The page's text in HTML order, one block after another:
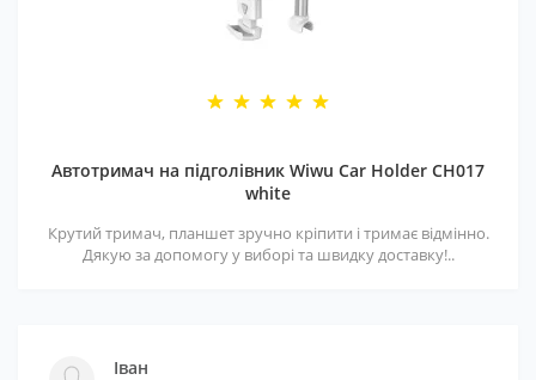
Автотримач на підголівник Wiwu Car Holder CH017
white
Крутий тримач, планшет зручно кріпити і тримає відмінно.
Дякую за допомогу у виборі та швидку доставку!..
Іван